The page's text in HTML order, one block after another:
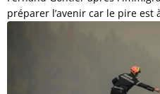
préparer l’avenir car le pire est